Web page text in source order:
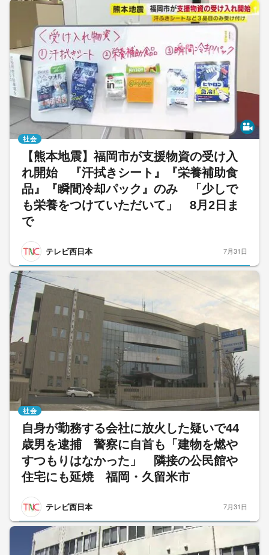
【熊本地震】福岡市が支援物資の受け入
れ開始 『汗拭きシート』『栄養補助食
品』『瞬間冷却パック』のみ 「少しで
も栄養をつけていただいて」 8月2日ま
で
テレビ西日本
社会
7月31日
自身が勤務する会社に放火した疑いで44
歳男を逮捕 警察に自首も「建物を燃や
すつもりはなかった」 隣接の公民館や
住宅にも延焼 福岡・久留米市
テレビ西日本
社会
7月31日